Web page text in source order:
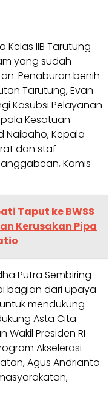
Kelas IIB Tarutung
yang sudah
Penaburan benih
Tarutung, Evan
Kasubsi Pelayanan
Kesatuan
Naibaho, Kepala
dan staf
Kamis
Taput ke BWSS
Kerusakan Pipa
Putra Sembiring
bagian dari upaya
mendukung
Asta Cita
Wakil Presiden RI
Akselerasi
Agus Andrianto